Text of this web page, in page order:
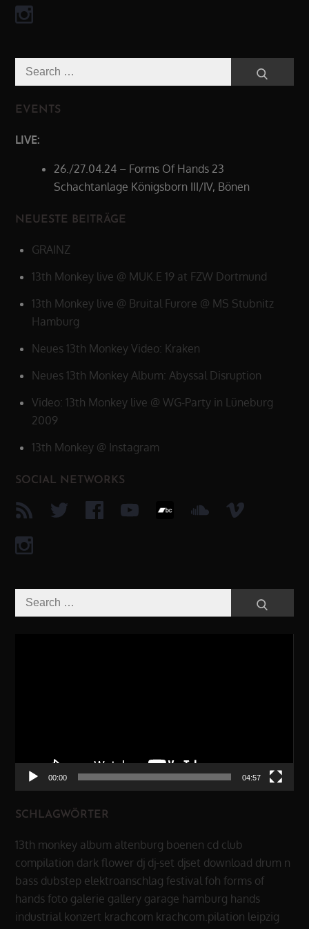
Search
for:
EVENTS
LIVE:
26./27.04.24 – Forms Of Hands 23
Schachtanlage Königsborn III/IV, Bönen
NEUESTE BEITRÄGE
GRAINZ
13th Monkey live @ MUK.E 19 at FZW Dortmund
13th Monkey live @ Bruital Furore @ MS Stubnitz
Hamburg
Neues 13th Monkey Video: Kraken
Neues 13th Monkey Album: Abyssal Disruption
Video: 13th Monkey live @ WG-Party in Lüneburg
2009
13th Monkey @ Instagram
SOCIAL NETWORKS
Search
for:
00:00 04:57
SCHLAGWÖRTER
13th monkey album altenburg boenen cd club
compilation dark flower dj dj-set djset download drum n
bass dubstep elektroanschlag festival foh forms of
hands foto galerie gallery garage hamburg hands
industrial konzert krachcom krachcom.pilation leipzig